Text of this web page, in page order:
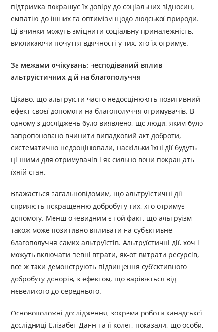
підтримка покращує їх довіру до соціальних відносин,
емпатію до інших та оптимізм щодо людської природи.
Ці вчинки можуть зміцнити соціальну приналежність,
викликаючи почуття вдячності у тих, хто їх отримує.
За межами очікувань: несподіваний вплив
альтруїстичних дій на благополуччя
Цікаво, що альтруїсти часто недооцінюють позитивний
ефект своєї допомоги на благополуччя отримувачів. В
одному з досліджень було виявлено, що люди, яким було
запропоновано вчинити випадковий акт доброти,
систематично недооцінювали, наскільки їхні дії будуть
цінними для отримувачів і як сильно вони покращать
їхній стан.
Вважається загальновідомим, що альтруїстичні дії
сприяють покращенню добробуту тих, хто отримує
допомогу. Менш очевидним є той факт, що альтруїзм
також може позитивно впливати на суб’єктивне
благополуччя самих альтруїстів. Альтруїстичні дії, хоч і
можуть включати певні втрати, як-от витрати ресурсів,
все ж таки демонструють підвищення суб’єктивного
добробуту донорів, з ефектом, що варіюється від
невеликого до середнього.
Основоположні дослідження, зокрема роботи канадської
дослідниці Елізабет Данн та її колег, показали, що особи,